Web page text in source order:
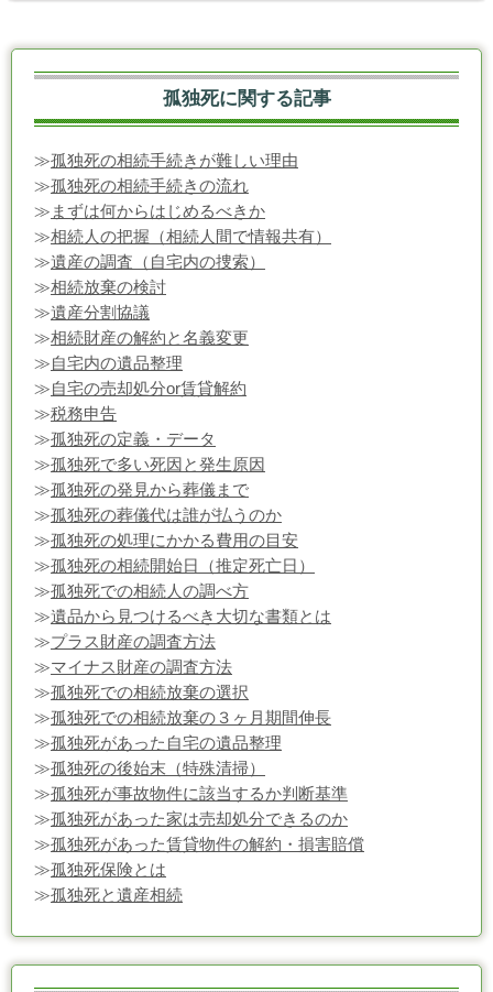
孤独死に関する記事
≫孤独死の相続手続きが難しい理由
≫孤独死の相続手続きの流れ
≫ まずは何からはじめるべきか
≫相続人の把握（相続人間で情報共有）
≫遺産の調査（自宅内の捜索）
≫相続放棄の検討
≫遺産分割協議
≫相続財産の解約と名義変更
≫自宅内の遺品整理
≫自宅の売却処分or賃貸解約
≫税務申告
≫孤独死の定義・データ
≫孤独死で多い死因と発生原因
≫孤独死の発見から葬儀まで
≫孤独死の葬儀代は誰が払うのか
≫孤独死の処理にかかる費用の目安
≫孤独死の相続開始日（推定死亡日）
≫孤独死での相続人の調べ方
≫遺品から見つけるべき大切な書類とは
≫プラス財産の調査方法
≫マイナス財産の調査方法
≫孤独死での相続放棄の選択
≫孤独死での相続放棄の３ヶ月期間伸長
≫孤独死があった自宅の遺品整理
≫孤独死の後始末（特殊清掃）
≫孤独死が事故物件に該当するか判断基準
≫孤独死があった家は売却処分できるのか
≫孤独死があった賃貸物件の解約・損害賠償
≫孤独死保険とは
≫孤独死と遺産相続